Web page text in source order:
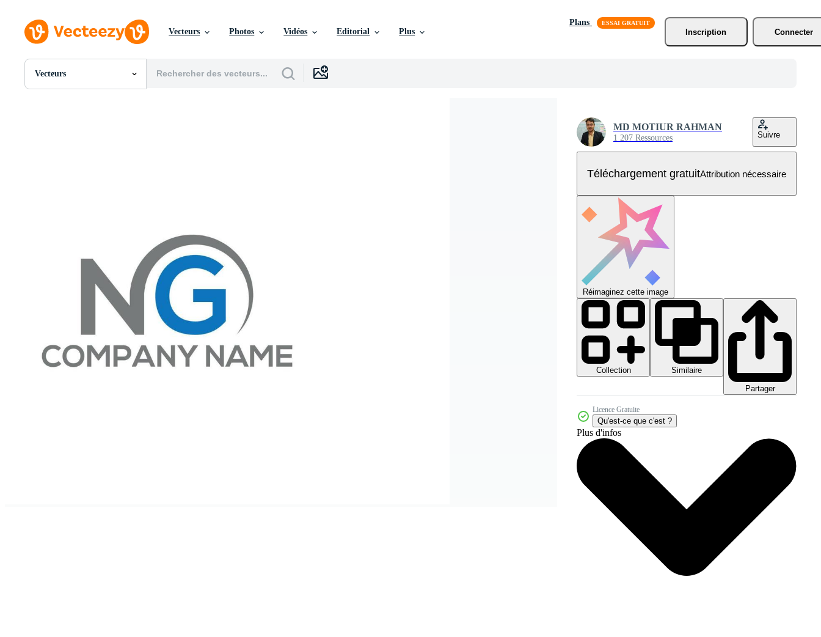
Vecteurs Photos Vidéos Editorial Plus
Plans
Inscription
Connecter
Vecteurs
Toutes Images
MD MOTIUR RAHMAN
1 207 Ressources Suivre
Téléchargement gratuitAttribution nécessaire
Réimaginez cette image
Collection
Similaire
Partager
Licence Gratuite
Qu'est-ce que c'est ?
Plus d'infos